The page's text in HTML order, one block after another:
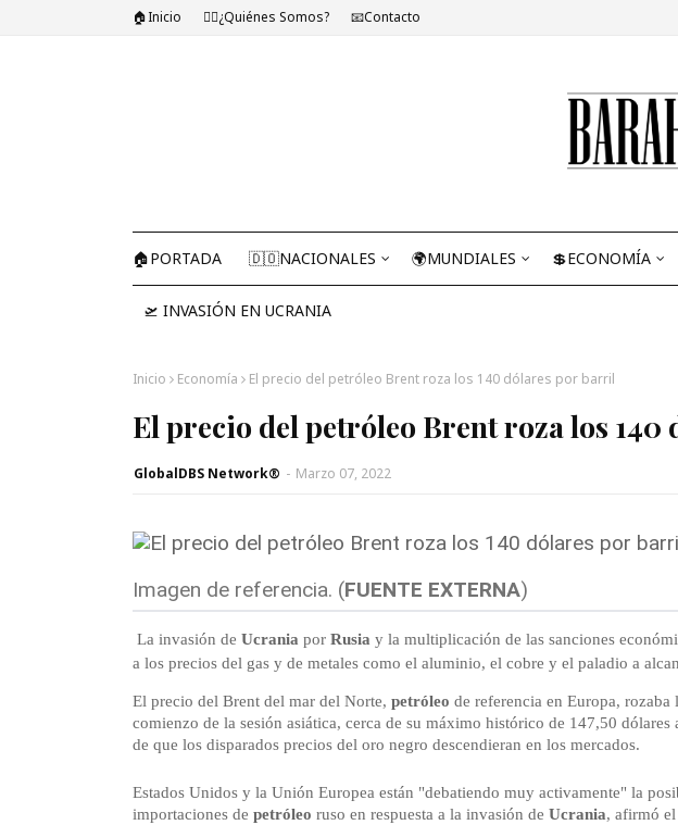
🏠Inicio 🤷‍♂️¿Quiénes Somos? 📧Contacto
🏠PORTADA 🇩🇴NACIONALES 🌍MUNDIALES 💲ECONOMÍA
🛫 INVASIÓN EN UCRANIA
Inicio Economía El precio del petróleo Brent roza los 140 dólares por barril
El precio del petróleo Brent roza los
GlobalDBS Network® - Marzo 07, 2022
Imagen de referencia. (FUENTE EXTERNA)
La invasión de Ucrania por Rusia y la multiplicación de las sanciones
a los precios del gas y de metales como el aluminio, el cobre y el paladio a
El precio del Brent del mar del Norte, petróleo de referencia en Europa,
comienzo de la sesión asiática, cerca de su máximo histórico de 147,50
de que los disparados precios del oro negro descendieran en los mercados.
Estados Unidos y la Unión Europea están "debatiendo muy activamente" la
importaciones de petróleo ruso en respuesta a la invasión de Ucrania, afirmó